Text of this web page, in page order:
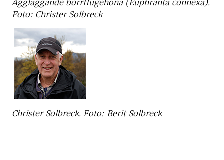
Äggläggande borrflugehona (Euphranta connexa).
Foto: Christer Solbreck
Christer Solbreck. Foto: Berit Solbreck